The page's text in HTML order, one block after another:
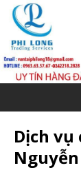
Dịch